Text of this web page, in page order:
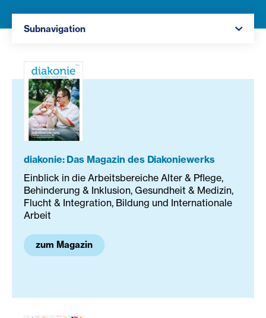
Subnavigation
diakonie: Das Magazin des Diakoniewerks
Einblick in die Arbeitsbereiche Alter & Pflege,
Behinderung & Inklusion, Gesundheit & Medizin,
Flucht & Integration, Bildung und Internationale
Arbeit
zum Magazin